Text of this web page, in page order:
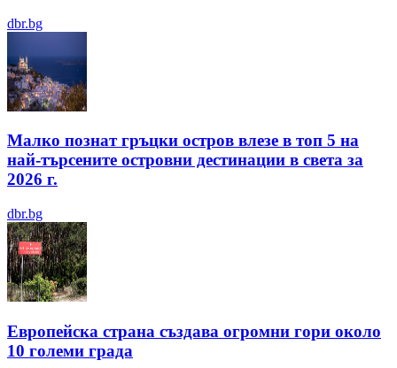
dbr.bg
Малко познат гръцки остров влезе в топ 5 на
най-търсените островни дестинации в света за
2026 г.
dbr.bg
Европейска страна създава огромни гори около
10 големи града